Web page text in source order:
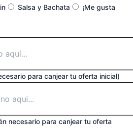
Salsa y Bachata
¡Me gusta
para canjear tu oferta inicial)
necesario para canjear tu oferta